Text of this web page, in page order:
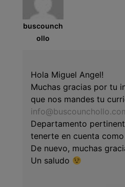
buscounch
ollo
Hola Miguel Angel!
Muchas gracias por tu
que nos mandes tu
Departamento
tenerte en cuenta
De nuevo, muchas
Un saludo